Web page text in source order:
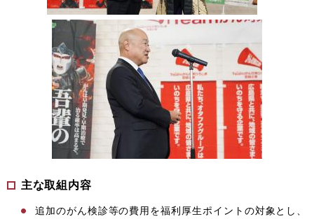
主な取組内容
追加のがん検診等の費用を福利厚生ポイントの対象とし、